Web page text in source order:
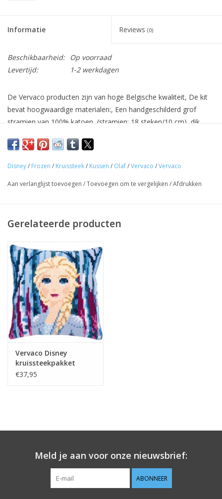
Informatie Reviews (0)
Beschikbaarheid:
Op voorraad
Levertijd:
1-2 werkdagen
De Vervaco producten zijn van hoge Belgische kwaliteit, De kit
bevat hoogwaardige materialen:, Een handgeschilderd grof
stramien van 100% katoen, (stramien: 18 steken/10 cm), dik
borduurnaald, een "I Stitch by Vervaco" DIY-label, een grote
diagram. De kit bevat geen vulling en rug. ca. 40 x 40 cm / 16" x
16", Leeftijdscategorie: vanaf 6 jaar, Steken: kruissteek, Aantal
Disney/ Frozen / Kruissteek/ Kussen / Olaf/Vervaco /Vervaco
Aan verlanglijst toevoegen /Toevoegen om te vergelijken /Afdrukken
Gerelateerde producten
Vervaco Disney
kruissteekpakket
kussen Elsa Frozen 2
€37,95
Meld je aan voor onze nieuwsbrief:
ABONNEER